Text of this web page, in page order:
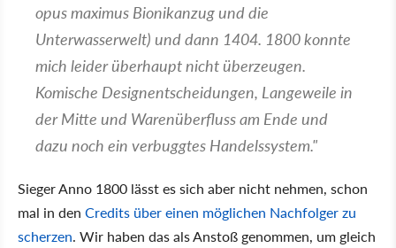
opus maximus Bionikanzug und die
Unterwasserwelt) und dann 1404. 1800 konnte
mich leider überhaupt nicht überzeugen.
Komische Designentscheidungen, Langeweile in
der Mitte und Warenüberfluss am Ende und
dazu noch ein verbuggtes Handelssystem."
Sieger Anno 1800 lässt es sich aber nicht nehmen, schon
mal in den Credits über einen möglichen Nachfolger zu
scherzen. Wir haben das als Anstoß genommen, um gleich